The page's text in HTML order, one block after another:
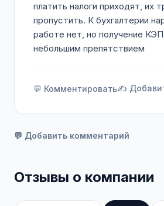
платить налоги приходят, их
пропустить. К бухгалтерии
работе нет, но получение
небольшим препятствием
💬 Комментировать✍️
💬 Добавить комментарий
Отзывы о компании